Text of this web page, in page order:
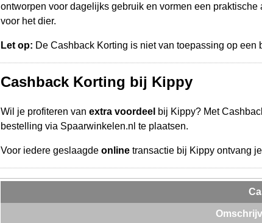
ontworpen voor dagelijks gebruik en vormen een
voor het dier.
Let op: De Cashback Korting is niet van toepassing op
Cashback Korting bij Kippy
Wil je profiteren van extra voordeel bij Kippy? Met
bestelling via Spaarwinkelen.nl te plaatsen.
Voor iedere geslaagde online transactie bij Kippy ontvang